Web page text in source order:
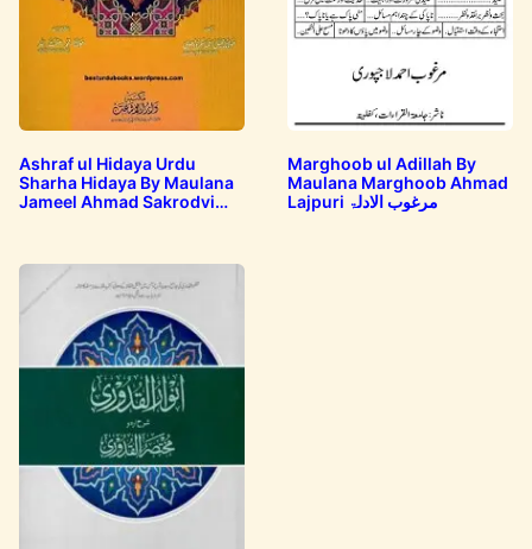
Ashraf ul Hidaya Urdu
Sharha Hidaya By Maulana
Jameel Ahmad Sakrodvi
Marghoob ul Adillah By
Maulana Marghoob Ahmad
Lajpuri مرغوب الادلۃ